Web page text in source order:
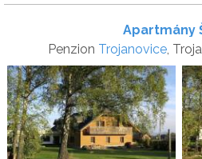
Apartmány
Penzion Trojanovice,